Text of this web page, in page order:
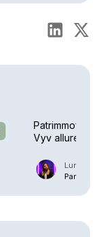
Patrimmofi –
Vyv allure
Lundi 13
Par